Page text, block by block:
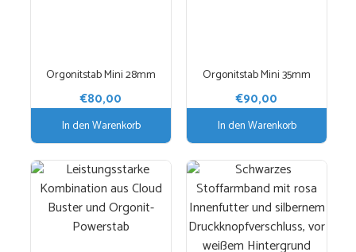
Orgonitstab Mini 28mm
€80,00
In den Warenkorb
Orgonitstab Mini 35mm
€90,00
In den Warenkorb